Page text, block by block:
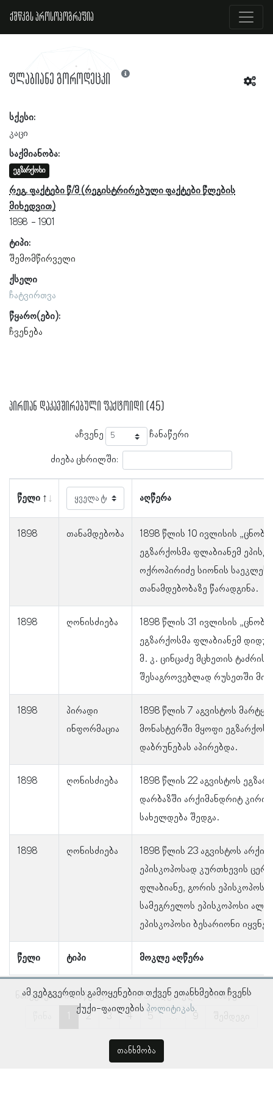
ქშწკგს პროსოპოგრაფია
ფლაბიანე გოროდეცკი
სქესი:
კაცი
საქმიანობა:
ეგზარქოსი
რეგ. ფაქტები წ/მ
1898
1901
ტიპი:
შემომწირველი
ქსელი
ჩატვირთვა
წყარო(ები):
ჩვენება
პირთან დაკავშირებული ფაქტოიდი (45)
აჩვენე ჩანაწერი
ძიება ცხრილში:
წელი აღწერა
წელი ტიპი მოკლე აღწერა
1898 თანამდებობა
1898 წლის 10 ივლისის
ეგზარქოსმა ფლაბიანემ
ოქროპირიძე სიონის
თანამდებობაზე წარადგინა.
1898 ღონისძიება
1898 წლის 31 ივლისის
ეგზარქოსმა ფლაბიანემ
მ. კ. ცინცაძე მცხეთის ტაძრის
შესაგროვებლად რუსეთში
1898
პირადი
ინფორმაცია
1898 წლის 7 აგვისტოს
მონასტერში მყოფი
დაბრუნებას აპირებდა.
1898 ღონისძიება
1898 წლის 22 აგვისტოს
დარბაზში არქიმანდრიტ
სახელდება შედგა.
1898 ღონისძიება
1898 წლის 23 აგვისტოს
ეპისკოპოსად კურთხევის
ფლაბიანე, გორის
სამეგრელოს ეპისკოპოსი
ეპისკოპოსი ბესარიონი
ნაჩვენებია ჩანაწერები 1–დან 5–მდე, სულ 45 ჩანაწერი
2 4 …
ამ ვებგვერდის გამოყენებით თქვენ ეთანხმებით ჩვენს
ქუქი-ფაილების პოლიტიკას.
თანხმობა